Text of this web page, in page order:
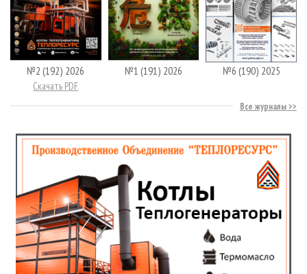
№2 (192) 2026
Скачать PDF
№1 (191) 2026 №6 (190) 2025
Все журналы